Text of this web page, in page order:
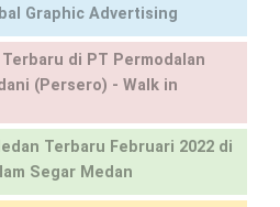
Graphic Advertising
Terbaru di PT Permodalan
(Persero) - Walk in
Terbaru Februari 2022 di
Segar Medan